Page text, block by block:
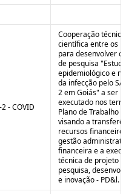
2 - COVID
Cooperação
científica entre os
para desenvolver o
de pesquisa "Estudo
epidemiológico e
da infecção pelo
2 em Goiás" a ser
executado nos
Plano de Trabalho
visando a
recursos
gestão
financeira e a
técnica de projeto
pesquisa,
e inovação - PD&l.